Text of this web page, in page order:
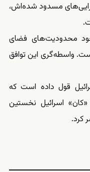
دلار از دارایی‌های مسدود شده‌اش،
محدودیت‌های فضای
واسطه‌گری این توافق
قول داده است که
اسرائیل نخستین
کرد.